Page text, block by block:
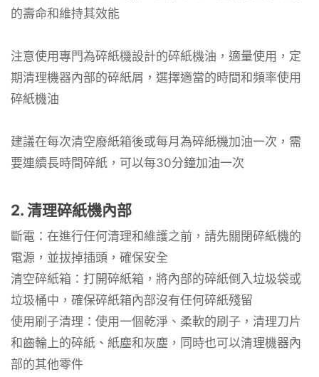
的壽命和維持其效能
注意使用專門為碎紙機設計的碎紙機油，適量使用，定
期清理機器內部的碎紙屑，選擇適當的時間和頻率使用
碎紙機油
建議在每次清空廢紙箱後或每月為碎紙機加油一次，需
要連續長時間碎紙，可以每30分鐘加油一次
2. 清理碎紙機內部
斷電：在進行任何清理和維護之前，請先關閉碎紙機的
電源，並拔掉插頭，確保安全
清空碎紙箱：打開碎紙箱，將內部的碎紙倒入垃圾袋或
垃圾桶中，確保碎紙箱內部沒有任何碎紙殘留
使用刷子清理：使用一個乾淨、柔軟的刷子，清理刀片
和齒輪上的碎紙、紙塵和灰塵，同時也可以清理機器內
部的其他零件